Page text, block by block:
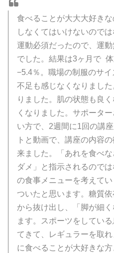
食べることが大大大好き
しなくてはいけないので
運動必須だったので、運
でした。結果は3ヶ月で
−5.4％。職場の制服のサ
不足も感じなくなりまし
りました。肌の状態も良
くなりました。サポータ
い方で、2週間に1回の講
トと動画で、講座の内容
来ました。「あれを食べ
ダメ」と指示されるので
の食事メニューを考えて
ついたと思います。糖質
から抜け出し、「脚が細
ます。スポーツをしてい
てきて、レギュラーを取
に食べることが大好きな